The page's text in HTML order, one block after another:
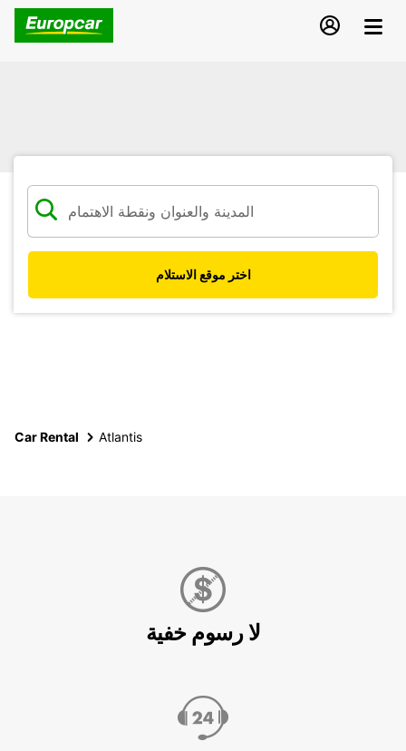
اختر موقع الاستلام
Car Rental Atlantis
لا رسوم خفية